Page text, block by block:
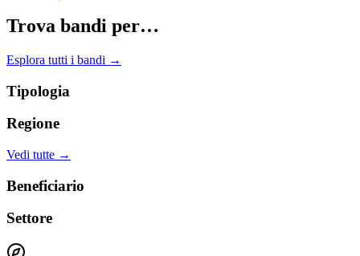
Trova bandi per…
Esplora tutti i bandi →
Tipologia
Regione
Vedi tutte →
Beneficiario
Settore